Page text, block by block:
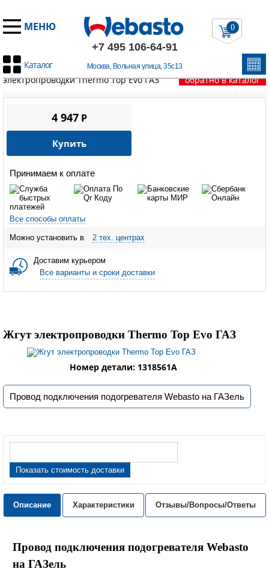
МЕНЮ
+7 495 106-64-91
Москва, Вольная улица, 35с13
Каталог
0
Главная / Запчасти Вебасто/Thermo Top Evo
электропроводки Thermo Top Evo ГАЗ
обратно в каталог
Принимаем к оплате
Все способы оплаты
Можно установить в 2 тех. центрах
Доставим курьером
Все варианты и сроки доставки
4 947P
Купить
Жгут электропроводки Thermo Top Evo ГАЗ
Номер детали: 1318561A
Провод подключения подогревателя Webasto на ГАЗель
Показать стоимость доставки
Описание Характеристики Отзывы/Вопросы/Ответы
Провод подключения подогревателя Webasto
на ГАЗель